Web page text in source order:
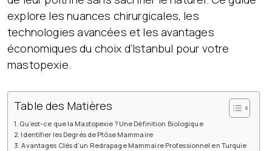
explore les nuances chirurgicales, les
technologies avancées et les avantages
économiques du choix d’Istanbul pour votre
mastopexie.
Table des Matières
Qu’est-ce que la Mastopexie ? Une Définition Biologique
Identifier les Degrés de Ptôse Mammaire
Avantages Clés d’un Redrapage Mammaire Professionnel en Turquie